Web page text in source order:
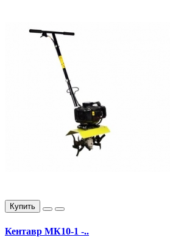
Купить
Кентавр МК10-1 -..